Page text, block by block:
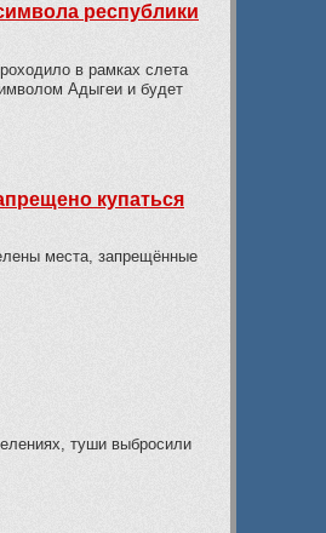
республики
в рамках слета
Адыгеи и будет
купаться
места, запрещённые
туши выбросили